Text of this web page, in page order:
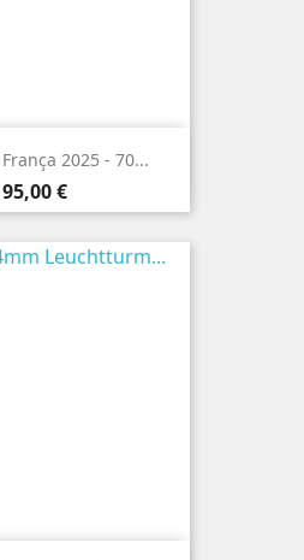
2025 - 70...
Preço
95,00 €